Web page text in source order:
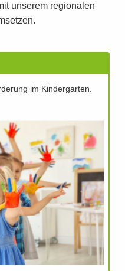
unserem regionalen
im Kindergarten.